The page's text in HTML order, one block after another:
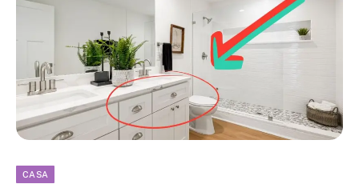
CASA